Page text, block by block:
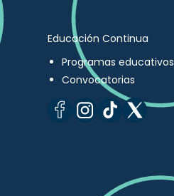
Educación Continua
Programas educativos
Convocatorias